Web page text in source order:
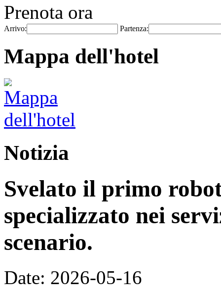
Prenota ora
Arrivo: Partenza:
Mappa dell'hotel
Notizia
Svelato il primo
specializzato nei
scenario.
Date: 2026-05-16